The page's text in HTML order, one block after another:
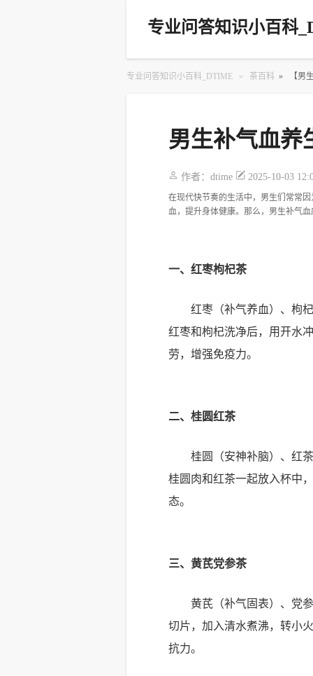
专业问答知识小百科
专业问答知识小百科_DTIME » 茶百科 » 【男
男生补气血养
作者：dtime 2025-10-03
在现代快节奏的生活中，男生们常常
血，提升身体健康。那么，男生补气
一、红枣枸杞茶
红枣（补气养血）、枸
红枣和枸杞洗净后，用开水
劳，增强免疫力。
二、桂圆红茶
桂圆（安神补脑）、红
桂圆肉和红茶一起放入杯中
态。
三、黄芪党参茶
黄芪（补气固表）、党
切片，加入清水煮沸，转小
抗力。